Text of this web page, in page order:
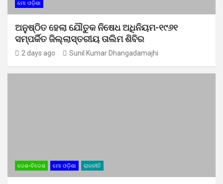
ମୋ ଓଡ଼ିଶା
ଅନୁଷ୍ଠିତ ହେଲା ଯୌତୁକ ନିଷେଧ ଅଧିନିୟମ-୧୯୬୧
ସମ୍ପର୍କିତ ଜିଲ୍ଲାସ୍ତରୀୟ ତାଲିମ ଶିବିର
2 days ago Sunil Kumar Dhangadamajhi
ଦେଶ-ବିଦେଶ ମୋ ଓଡ଼ିଶା ରାଜନୀତି